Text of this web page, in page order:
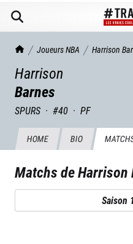
TrashTalk Actu NBA
Joueurs NBA Harrison
Harrison
Barnes
SPURS · #40 · PF
HOME BIO
Matchs deHarrison
Saison